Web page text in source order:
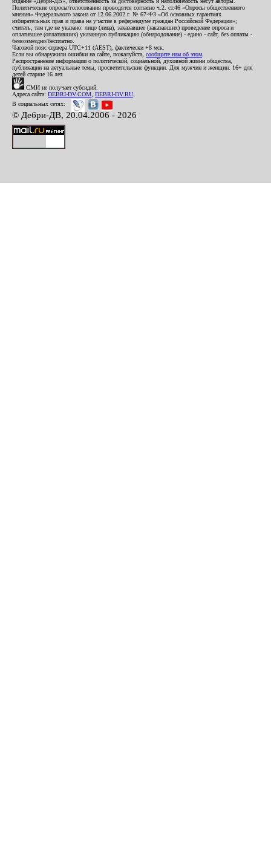
Политические опросы/голосования проводятся согласно ч.2. ст.46 «Опросы общественного
мнения» Федерального закона от 12.06.2002 г. № 67-ФЗ «Об основных гарантиях
избирательных прав и права на участие в референдуме граждан Российской Федерации»;
считать, там где не указано: лицо (лица), заказавшее (заказавших) проведение опроса и
оплатившее (оплативших) указанную публикацию (обнародование) - едино - сайт, без оплаты -
безвозмездно/бесплатно.
Часовой пояс сервера UTC+11 (AEST), фактически +8 мск.
Если вы обнаружили ошибки на сайте, пожалуйста, сообщите нам об этом
Распространение информации о политической, социальной, духовной жизни общества,
публикации на актуальные темы, просветительские функции. Для мужчин и женщин. 16+ для
детей старше 16 лет.
СМИ не получает субсидий.
Адреса сайта: DEBRI-DV.COM DEBRI-DV.RU
В социальных сетях:
© Дебри-ДВ, 20.04.2006 - 2026